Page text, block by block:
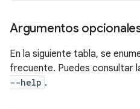
Argumentos
En la siguiente tabla, se
frecuente. Puedes consultar
--help .